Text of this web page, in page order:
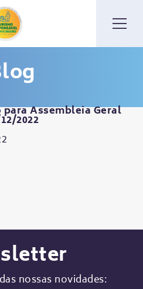
Assembleia Geral
2022
nossas novidades: